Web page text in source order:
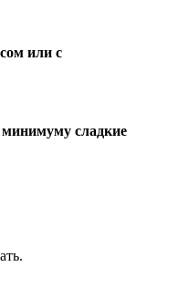
или с
сладкие